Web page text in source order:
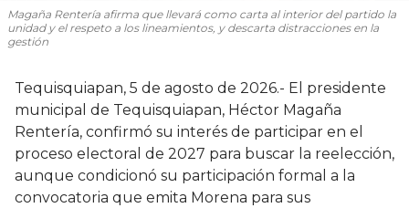
Magaña Rentería afirma que llevará como carta al interior del partido la
unidad y el respeto a los lineamientos, y descarta distracciones en la
gestión
Tequisquiapan, 5 de agosto de 2026.- El presidente
municipal de Tequisquiapan, Héctor Magaña
Rentería, confirmó su interés de participar en el
proceso electoral de 2027 para buscar la reelección,
aunque condicionó su participación formal a la
convocatoria que emita Morena para sus